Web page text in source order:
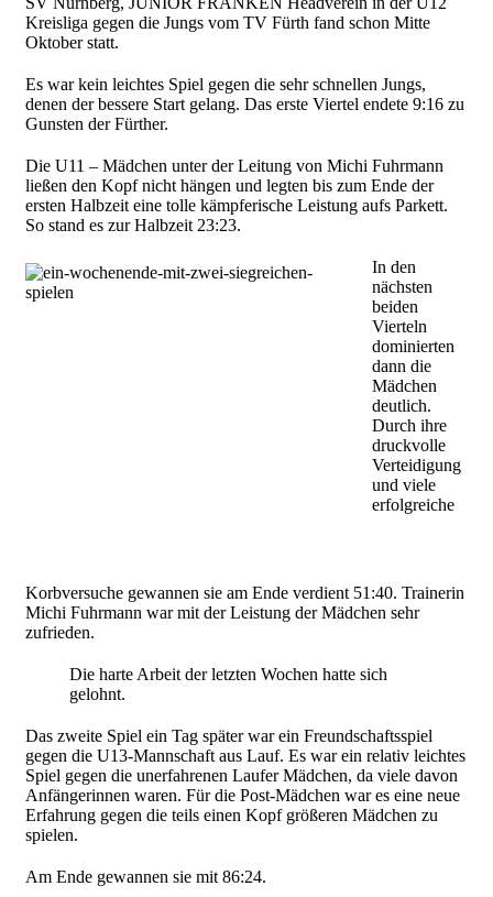
Kreisliga gegen die Jungs vom TV Fürth fand schon Mitte
Oktober statt.
Es war kein leichtes Spiel gegen die sehr schnellen Jungs,
denen der bessere Start gelang. Das erste Viertel endete 9:16 zu
Gunsten der Fürther.
Die U11 – Mädchen unter der Leitung von Michi Fuhrmann
ließen den Kopf nicht hängen und legten bis zum Ende der
ersten Halbzeit eine tolle kämpferische Leistung aufs Parkett.
So stand es zur Halbzeit 23:23.
In den
nächsten
beiden
Vierteln
dominierten
dann die
Mädchen
deutlich.
Durch ihre
druckvolle
Verteidigung
und viele
erfolgreiche
Korbversuche gewannen sie am Ende verdient 51:40. Trainerin
Michi Fuhrmann war mit der Leistung der Mädchen sehr
zufrieden.
Die harte Arbeit der letzten Wochen hatte sich
gelohnt.
Das zweite Spiel ein Tag später war ein Freundschaftsspiel
gegen die U13-Mannschaft aus Lauf. Es war ein relativ leichtes
Spiel gegen die unerfahrenen Laufer Mädchen, da viele davon
Anfängerinnen waren. Für die Post-Mädchen war es eine neue
Erfahrung gegen die teils einen Kopf größeren Mädchen zu
spielen.
Am Ende gewannen sie mit 86:24.